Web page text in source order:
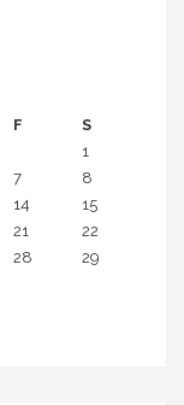
F
S
1
7
8
14
15
21
22
28
29